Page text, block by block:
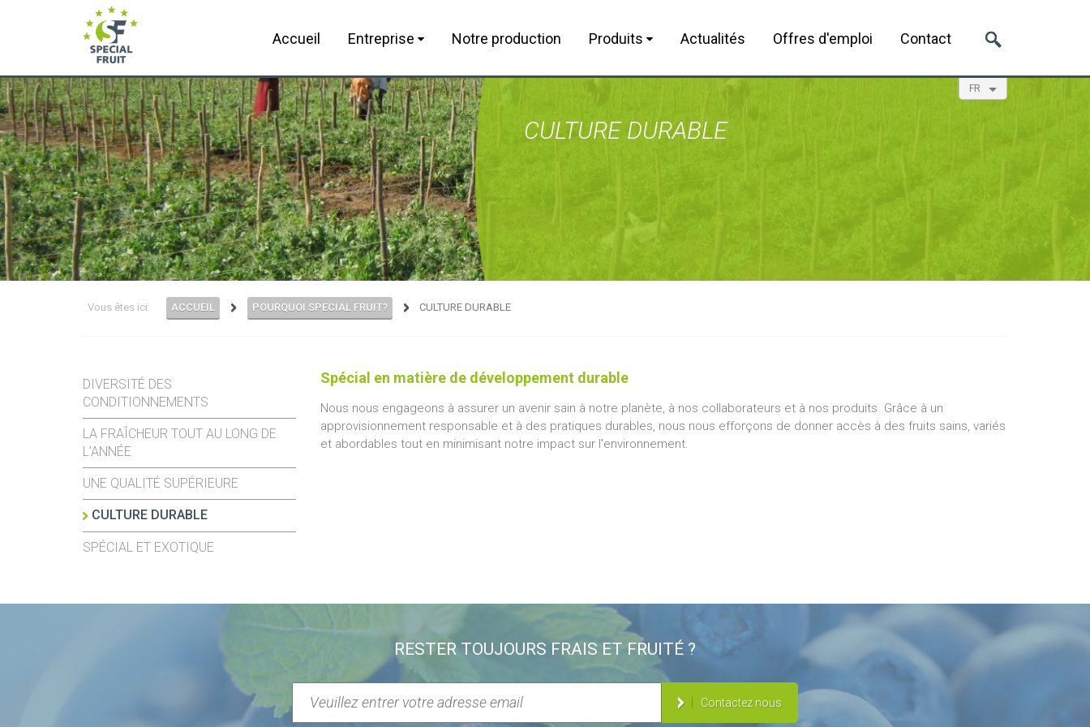
Accueil Entreprise Notre production Produits Actualités Offres d'emploi Contact
FR
CULTURE DURABLE
Vous êtes ici: ACCUEIL POURQUOI SPECIAL FRUIT? CULTURE DURABLE
DIVERSITÉ DES
CONDITIONNEMENTS
LA FRAÎCHEUR TOUT AU LONG DE
L’ANNÉE
UNE QUALITÉ SUPÉRIEURE
CULTURE DURABLE
SPÉCIAL ET EXOTIQUE
Spécial en matière de développement durable
Nous nous engageons à assurer un avenir sain à notre planète, à nos collaborateurs et à nos produits. Grâce à un
approvisionnement responsable et à des pratiques durables, nous nous efforçons de donner accès à des fruits sains, variés
et abordables tout en minimisant notre impact sur l'environnement.
RESTER TOUJOURS FRAIS ET FRUITÉ ?
Contactez nous